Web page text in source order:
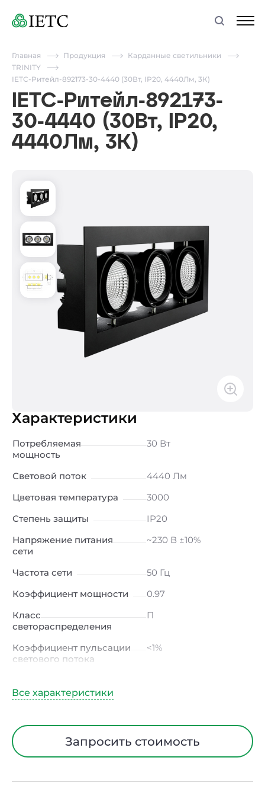
Главная Продукция
Карданные светильники
TRINITY
IETC-Ритейл-892173-30-4440 (30Вт, IP20, 4440Лм, 3К)
IETC-Ритейл-892173-
30-4440 (30Вт, IP20,
4440Лм, 3К)
Характеристики
Потребляемая
мощность
30 Вт
Световой поток
4440 Лм
Цветовая температура
3000
Степень защиты
IP20
Напряжение питания
сети
~230 В ±10%
Частота сети
50 Гц
Коэффициент мощности
0.97
Класс
светораспределения
П
Коэффициент пульсации
светового потока
<1%
Тип кривой силы света
/ Г (глубокая)
Угол рассеивания
15° / 23° / 30° / 45° / 60°
Запросить стоимость